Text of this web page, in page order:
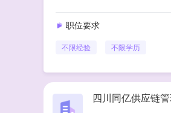
职位要求
不限经验 不限学历
四川同亿供应链